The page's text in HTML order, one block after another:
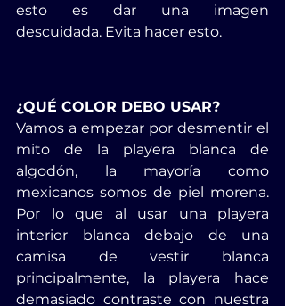
esto es dar una imagen
descuidada. Evita hacer esto.
¿QUÉ COLOR DEBO USAR?
Vamos a empezar por desmentir el
mito de la playera blanca de
algodón, la mayoría como
mexicanos somos de piel morena.
Por lo que al usar una playera
interior blanca debajo de una
camisa de vestir blanca
principalmente, la playera hace
demasiado contraste con nuestra